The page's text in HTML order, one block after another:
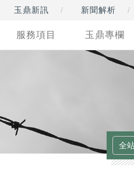
玉鼎新訊 新聞解析
服務項目 玉鼎專欄